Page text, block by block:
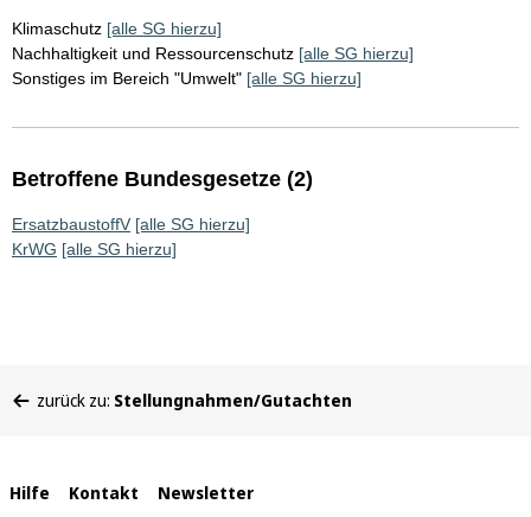
Klimaschutz [alle SG hierzu]
Nachhaltigkeit und Ressourcenschutz [alle SG hierzu]
Sonstiges im Bereich "Umwelt" [alle SG hierzu]
Betroffene Bundesgesetze (2)
ErsatzbaustoffV [alle SG hierzu]
KrWG [alle SG hierzu]
befinden
zurück zu: Stellungnahmen/Gutachten
Interne
Hilfe Kontakt Newsletter